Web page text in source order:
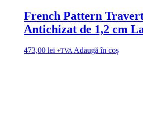
French Pattern
Antichizat de 1,2 cm
473,00 lei +TVA Adaugă în coș